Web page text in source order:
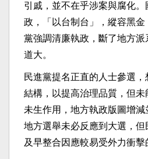
引戚，並不在乎涉案與腐化
政，「以台制台」，縱容黑
黨強調清廉執政，斷了地方派
道大。
民進黨提名正直的人士參選
結構，以提高治理品質，但
未生作用，地方執政版圖增減
地方選舉未必反應到大選，但
及早整合因應較易受外力衝擊